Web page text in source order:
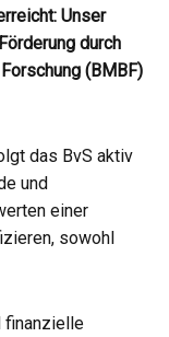
Unser
durch
(BMBF)
das BvS aktiv
und
einer
sowohl
finanzielle